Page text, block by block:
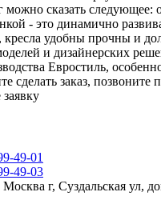
можно сказать следующее:
- это динамично
кресла удобны прочны и
и дизайнерских
Евростиль,
сделать заказ,
заявку
49-01
49-03
Москва г, Суздальская ул,